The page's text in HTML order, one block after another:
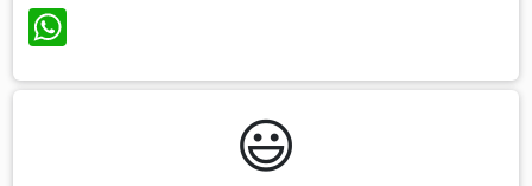
WhatsApp
😃️